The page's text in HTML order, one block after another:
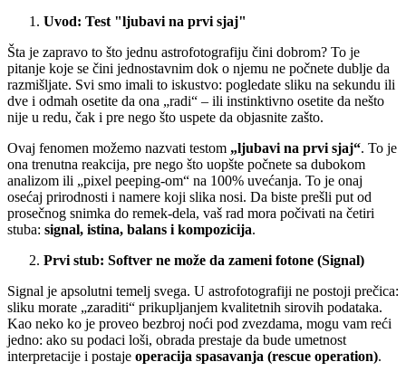
Uvod: Test "ljubavi na prvi sjaj"
Šta je zapravo to što jednu astrofotografiju čini dobrom? To je
pitanje koje se čini jednostavnim dok o njemu ne počnete dublje da
razmišljate. Svi smo imali to iskustvo: pogledate sliku na sekundu ili
dve i odmah osetite da ona „radi“ – ili instinktivno osetite da nešto
nije u redu, čak i pre nego što uspete da objasnite zašto.
Ovaj fenomen možemo nazvati testom „ljubavi na prvi sjaj“. To je
ona trenutna reakcija, pre nego što uopšte počnete sa dubokom
analizom ili „pixel peeping-om“ na 100% uvećanja. To je onaj
osećaj prirodnosti i namere koji slika nosi. Da biste prešli put od
prosečnog snimka do remek-dela, vaš rad mora počivati na četiri
stuba: signal, istina, balans i kompozicija.
Prvi stub: Softver ne može da zameni fotone (Signal)
Signal je apsolutni temelj svega. U astrofotografiji ne postoji prečica:
sliku morate „zaraditi“ prikupljanjem kvalitetnih sirovih podataka.
Kao neko ko je proveo bezbroj noći pod zvezdama, mogu vam reći
jedno: ako su podaci loši, obrada prestaje da bude umetnost
interpretacije i postaje operacija spasavanja (rescue operation).